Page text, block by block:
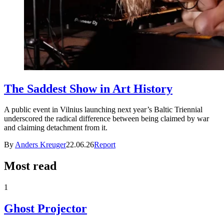
The Saddest Show in Art History
A public event in Vilnius launching next year’s Baltic Triennial
underscored the radical difference between being claimed by war
and claiming detachment from it.
ByAnders Kreuger22.06.26Report
Most read
1
Ghost Projector